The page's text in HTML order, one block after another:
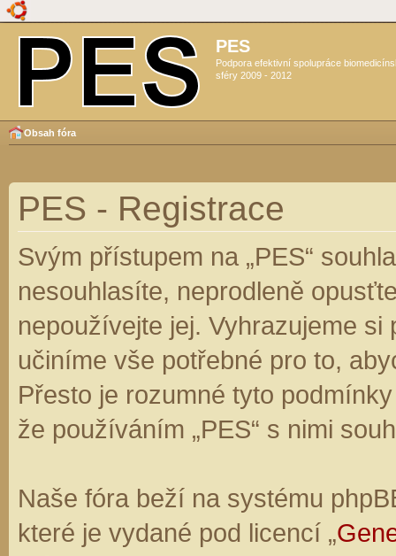
PES
Podpora efektivní spolupráce
sféry 2009 - 2012
Obsah fóra
PES - Registrace
Svým přístupem na „PES“
nesouhlasíte, neprodleně
nepoužívejte jej. Vyhrazujeme
učiníme vše potřebné pro to,
Přesto je rozumné tyto
že používáním „PES“ s nimi
Naše fóra beží na systému
které je vydané pod licencí „